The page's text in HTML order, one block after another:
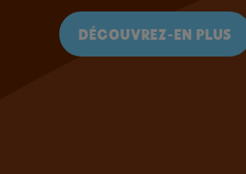
DÉCOUVREZ-EN PLUS